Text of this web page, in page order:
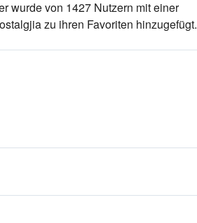
wurde von 1427 Nutzern mit einer
zu ihren Favoriten hinzugefügt.